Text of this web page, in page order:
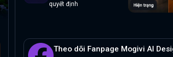
quyết định
Theo dõi Fanpage Mogivi AI